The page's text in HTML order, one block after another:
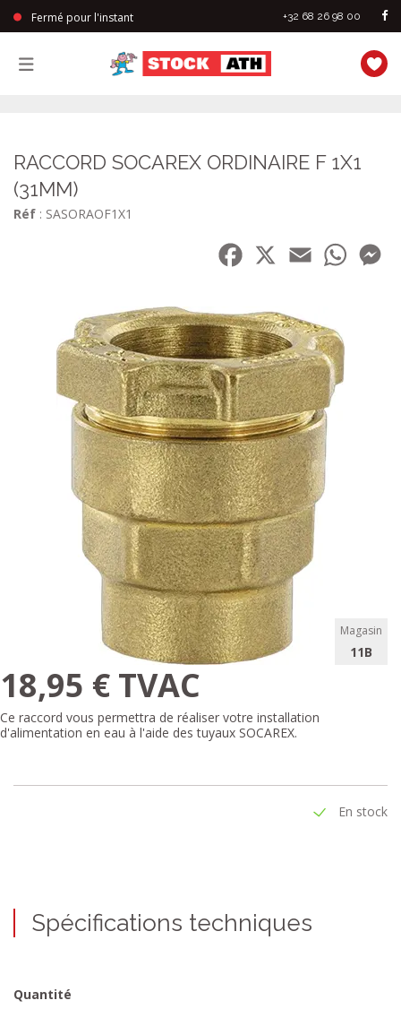
Fermé pour l'instant +32 68 26 98 00
RACCORD SOCAREX ORDINAIRE F 1X1
(31MM)
Réf : SASORAOF1X1
Facebook
Email
Magasin
11B
18,95 € TVAC
Ce raccord vous permettra de réaliser votre installation
d'alimentation en eau à l'aide des tuyaux SOCAREX.
En stock
Spécifications techniques
Quantité